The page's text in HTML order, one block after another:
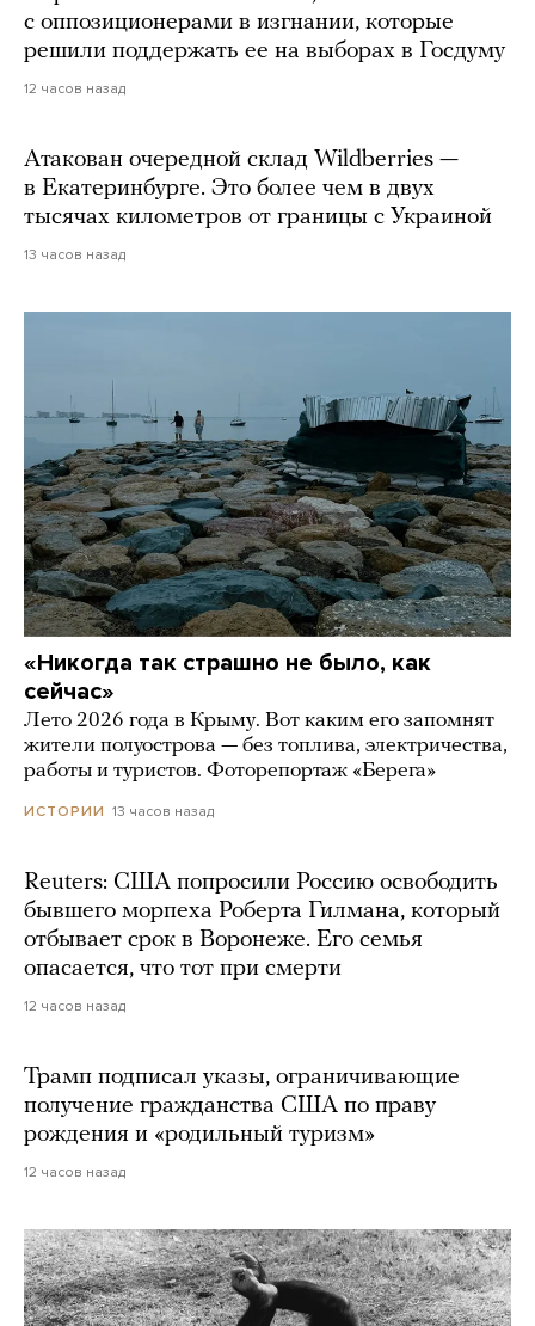
с оппозиционерами в изгнании, которые
решили поддержать ее на выборах в Госдуму
12 часов назад
Атакован очередной склад Wildberries —
в Екатеринбурге. Это более чем в двух
тысячах километров от границы с Украиной
13 часов назад
«Никогда так страшно не было, как
сейчас»
Лето 2026 года в Крыму. Вот каким его запомнят
жители полуострова — без топлива, электричества,
работы и туристов. Фоторепортаж «Берега»
ИСТОРИИ 13 часов назад
Reuters: США попросили Россию освободить
бывшего морпеха Роберта Гилмана, который
отбывает срок в Воронеже. Его семья
опасается, что тот при смерти
12 часов назад
Трамп подписал указы, ограничивающие
получение гражданства США по праву
рождения и «родильный туризм»
12 часов назад